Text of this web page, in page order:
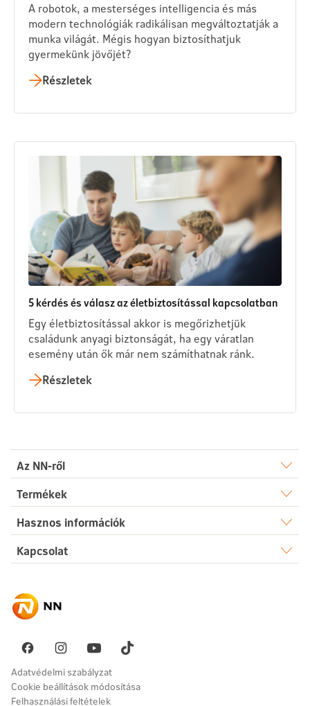
A robotok, a mesterséges intelligencia és más
modern technológiák radikálisan megváltoztatják a
munka világát. Mégis hogyan biztosíthatjuk
gyermekünk jövőjét?
Részletek
5 kérdés és válasz az életbiztosítással kapcsolatban
Egy életbiztosítással akkor is megőrizhetjük
családunk anyagi biztonságát, ha egy váratlan
esemény után ők már nem számíthatnak ránk.
Részletek
Az NN-ről
Rólunk
Sajtószoba
Karrier
Fenntarthatóság
Pénzügyi navigátor
Termékek
Élet
Egészség
Nyugdíj
Vállalati megoldások
Hasznos információk
Dokumentumtár
Akadálymentesség
Kapcsolat
Ügyintézés
Panaszkezelés
Adatvédelmi szabályzat
Cookie beállítások módosítása
Felhasználási feltételek